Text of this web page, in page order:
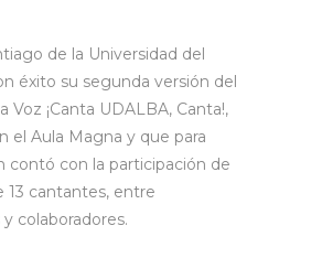
de la Universidad del
éxito su segunda versión del
Voz ¡Canta UDALBA, Canta!,
el Aula Magna y que para
contó con la participación de
13 cantantes, entre
colaboradores.